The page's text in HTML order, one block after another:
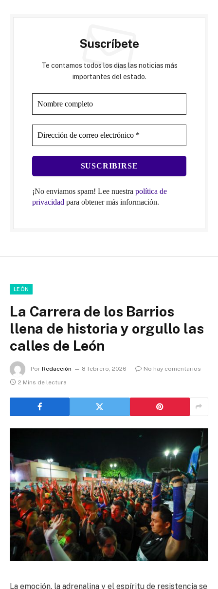
Suscríbete
Te contamos todos los días las noticias más
importantes del estado.
¡No enviamos spam! Lee nuestra política de
privacidad para obtener más información.
LEÓN
La Carrera de los Barrios
llena de historia y orgullo las
calles de León
Por Redacción 8 febrero, 2026
No hay comentarios
2 Mins de lectura
La emoción, la adrenalina y el espíritu de resistencia se